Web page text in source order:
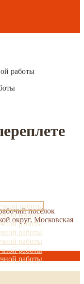
посёлок
округ, Московская
работы